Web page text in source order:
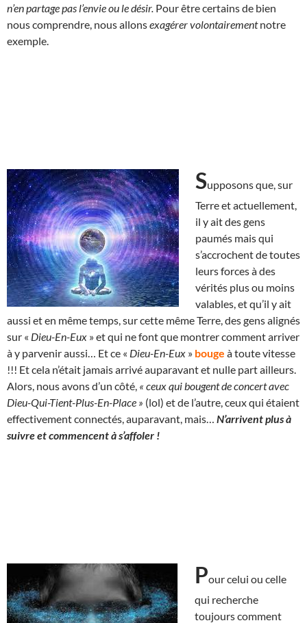
n’en partage pas l’envie ou le désir. Pour être certains de bien
nous comprendre, nous allonsexagérer volontairementnotre
exemple.
Supposons que, sur
Terre et actuellement,
il y ait des gens
paumés mais qui
s’accrochent de toutes
leurs forces à des
vérités plus ou moins
valables, et qu’il y ait
aussi et en même temps, sur cette même Terre, des gens alignés
sur « Dieu-En-Eux » et qui ne font que montrer comment arriver
à y parvenir aussi… Et ce « Dieu-En-Eux » bouge à toute vitesse
!!! Et cela n’était jamais arrivé auparavant et nulle part ailleurs.
Alors, nous avons d’un côté, « ceux qui bougent de concert avec
Dieu-Qui-Tient-Plus-En-Place » (lol) et de l’autre, ceux qui étaient
effectivement connectés, auparavant, mais… N’arrivent plus à
suivre et commencent à s’affoler !
Pour celui ou celle
qui recherche
toujours comment